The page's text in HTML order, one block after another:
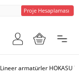
Proje Hesaplaması
Lineer armatürler HOKASU